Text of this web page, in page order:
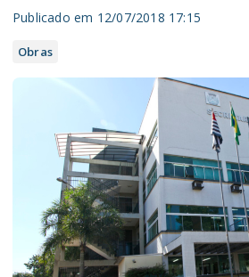
Publicado em 12/07/2018 17:15
Obras